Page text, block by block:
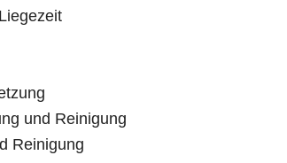
und Reinigung
Reinigung